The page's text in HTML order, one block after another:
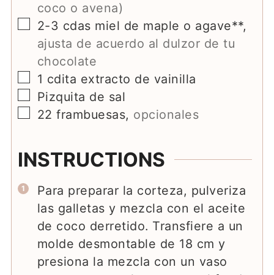
coco o avena)
▢
2-3 cdas miel de maple o agave**,
ajusta de acuerdo al dulzor de tu
chocolate
▢
1 cdita extracto de vainilla
▢
Pizquita de sal
▢
22 frambuesas, opcionales
INSTRUCTIONS
Para preparar la corteza, pulveriza
las galletas y mezcla con el aceite
de coco derretido. Transfiere a un
molde desmontable de 18 cm y
presiona la mezcla con un vaso